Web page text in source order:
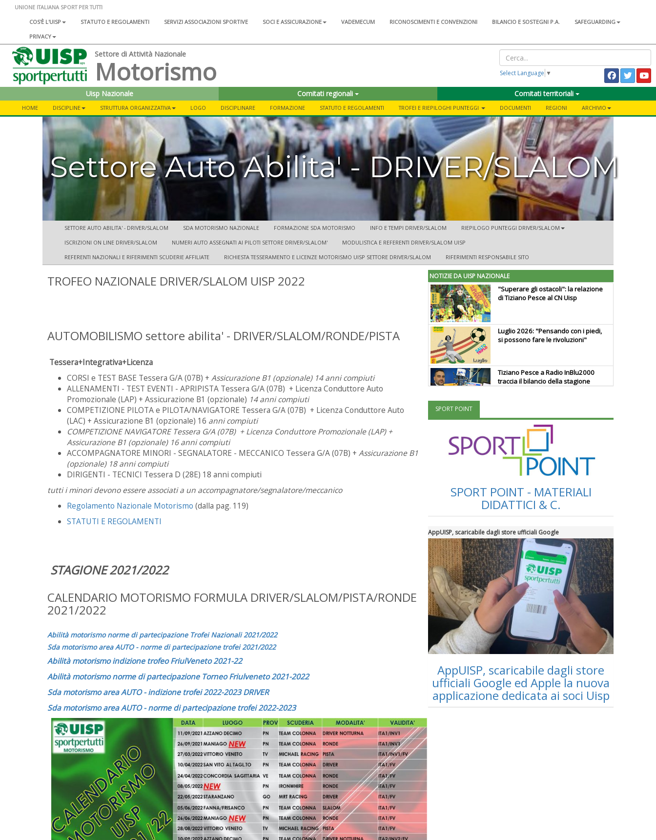
UNIONE ITALIANA SPORT PER TUTTI
COS'È L'UISP
STATUTO E REGOLAMENTI SERVIZI ASSOCIAZIONI SPORTIVE SOCI E ASSICURAZIONE VADEMECUM RICONOSCIMENTI E CONVENZIONI BILANCIO E SOSTEGNI P.A.
SAFEGUARDING
PRIVACY
Settore di Attività Nazionale
Motorismo Select Language ▼
Uisp Nazionale Comitati regionali Comitati territoriali
HOME DISCIPLINE STRUTTURA ORGANIZZATIVA LOGO DISCIPLINARE FORMAZIONE STATUTO E REGOLAMENTI TROFEI E RIEPILOGHI PUNTEGGI DOCUMENTI REGIONI ARCHIVIO
Settore Auto Abilita' - DRIVER/SLALOM
SETTORE AUTO ABILITA' - DRIVER/SLALOM SDA MOTORISMO NAZIONALE FORMAZIONE SDA MOTORISMO INFO E TEMPI DRIVER/SLALOM
RIEPILOGO PUNTEGGI DRIVER/SLALOM
ISCRIZIONI ON LINE DRIVER/SLALOM
NUMERI AUTO ASSEGNATI AI PILOTI SETTORE DRIVER/SLALOM'
MODULISTICA E REFERENTI DRIVER/SLALOM UISP
REFERENTI NAZIONALI E RIFERIMENTI SCUDERIE AFFILIATE
RICHIESTA TESSERAMENTO E LICENZE MOTORISMO UISP SETTORE DRIVER/SLALOM RIFERIMENTI RESPONSABILE SITO
TROFEO NAZIONALE DRIVER/SLALOM UISP 2022
AUTOMOBILISMO settore abilita' - DRIVER/SLALOM/RONDE/PISTA
Tessera+Integrativa+Licenza
CORSI e TEST BASE Tessera G/A (07B) + Assicurazione B1 (opzionale) 14 anni compiuti
ALLENAMENTI - TEST EVENTI - APRIPISTA Tessera G/A (07B) + Licenza Conduttore Auto
Promozionale (LAP) + Assicurazione B1 (opzionale) 14 anni compiuti
COMPETIZIONE PILOTA e PILOTA/NAVIGATORE Tessera G/A (07B) + Licenza Conduttore Auto
(LAC) + Assicurazione B1 (opzionale) 16 anni compiuti
COMPETIZIONE NAVIGATORE Tessera G/A (07B) + Licenza Conduttore Promozionale (LAP) +
Assicurazione B1 (opzionale) 16 anni compiuti
ACCOMPAGNATORE MINORI - SEGNALATORE - MECCANICO Tessera G/A (07B) + Assicurazione B1
(opzionale) 18 anni compiuti
DIRIGENTI - TECNICI Tessera D (28E) 18 anni compiuti
tutti i minori devono essere associati a un accompagnatore/segnalatore/meccanico
Regolamento Nazionale Motorismo (dalla pag. 119)
STATUTI E REGOLAMENTI
STAGIONE 2021/2022
CALENDARIO MOTORISMO FORMULA DRIVER/SLALOM/PISTA/RONDE
2021/2022
Abilità motorismo norme di partecipazione Trofei Nazionali 2021/2022
Sda motorismo area AUTO - norme di partecipazione trofei 2021/2022
Abilità motorismo indizione trofeo FriulVeneto 2021-22
Abilità motorismo norme di partecipazione Torneo Friulveneto 2021-2022
Sda motorismo area AUTO - indizione trofei 2022-2023 DRIVER
Sda motorismo area AUTO - norme di partecipazione trofei 2022-2023
NOTIZIE DA UISP NAZIONALE
"Superare gli ostacoli": la relazione
di Tiziano Pesce al CN Uisp
Luglio 2026: "Pensando con i piedi,
si possono fare le rivoluzioni"
Tiziano Pesce a Radio InBlu2000
traccia il bilancio della stagione
valorizzi le nostre specificità"
La formazione Uisp rallenta ma
prosegue anche in estate
Tiziano Pesce nel Cda di
Fondazione Terzjus: prima riunione
a Roma
SPORT POINT
SPORT POINT - MATERIALI
DIDATTICI & C.
AppUISP, scaricabile dagli store ufficiali Google
AppUISP, scaricabile dagli store
ufficiali Google ed Apple la nuova
applicazione dedicata ai soci Uisp